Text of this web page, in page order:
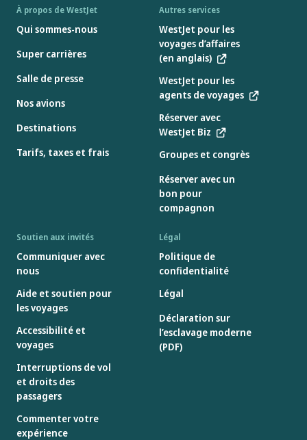
À propos de WestJet
Qui sommes-nous
Super carrières
Salle de presse
Nos avions
Destinations
Tarifs, taxes et frais
Autres services
WestJet pour les
voyages d’affaires
(en anglais)
WestJet pour les
agents de voyages
Réserver avec
WestJet Biz
Groupes et congrès
Réserver avec un
bon pour
compagnon
Soutien aux invités
Communiquer avec
nous
Aide et soutien pour
les voyages
Accessibilité et
voyages
Interruptions de vol
et droits des
passagers
Commenter votre
expérience
Légal
Politique de
confidentialité
Légal
Déclaration sur
l’esclavage moderne
(PDF)